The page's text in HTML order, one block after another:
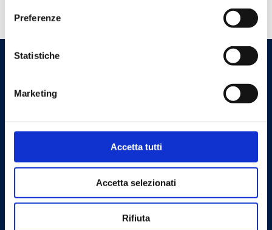
Preferenze
Statistiche
Marketing
Accetta tutti
Accetta selezionati
Rifiuta
Cookie Policy Privacy Policy
Contáctanos